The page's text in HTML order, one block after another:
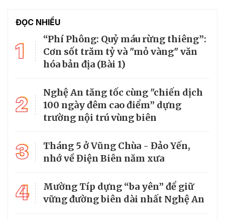
ĐỌC NHIỀU
1
“Phí Phông: Quỷ máu rừng thiêng”:
Cơn sốt trăm tỷ và "mỏ vàng" văn
hóa bản địa (Bài 1)
2
Nghệ An tăng tốc cùng "chiến dịch
100 ngày đêm cao điểm” dựng
trường nội trú vùng biên
3
Tháng 5 ở Vũng Chùa - Đảo Yến,
nhớ về Điện Biên năm xưa
4
Mường Típ dựng “ba yên” để giữ
vững đường biên dài nhất Nghệ An